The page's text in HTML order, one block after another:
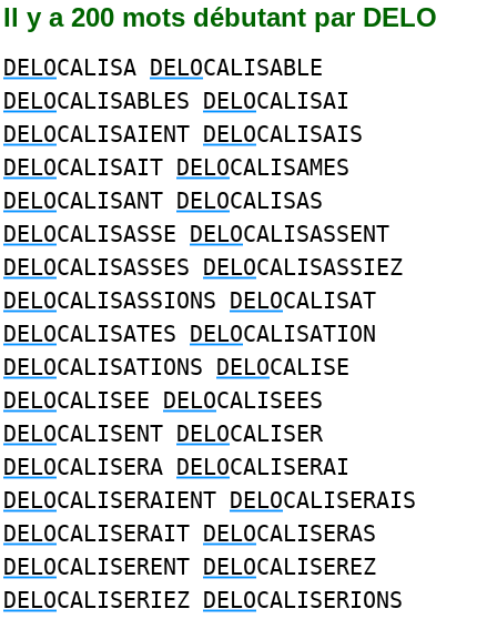
Il y a 200 mots débutant par DELO
DELOCALISA DELOCALISABLE
DELOCALISABLES DELOCALISAI
DELOCALISAIENT DELOCALISAIS
DELOCALISAIT DELOCALISAMES
DELOCALISANT DELOCALISAS
DELOCALISASSE DELOCALISASSENT
DELOCALISASSES DELOCALISASSIEZ
DELOCALISASSIONS DELOCALISAT
DELOCALISATES DELOCALISATION
DELOCALISATIONS DELOCALISE
DELOCALISEE DELOCALISEES
DELOCALISENT DELOCALISER
DELOCALISERA DELOCALISERAI
DELOCALISERAIENT DELOCALISERAIS
DELOCALISERAIT DELOCALISERAS
DELOCALISERENT DELOCALISEREZ
DELOCALISERIEZ DELOCALISERIONS